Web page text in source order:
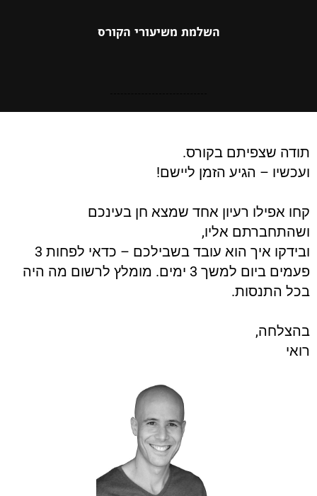
השלמת משיעורי הקורס
תודה שצפיתם בקורס.
ועכשיו – הגיע הזמן ליישם!
קחו אפילו רעיון אחד שמצא חן בעינכם
ושהתחברתם אליו,
ובידקו איך הוא עובד בשבילכם – כדאי לפחות 3
פעמים ביום למשך 3 ימים. מומלץ לרשום מה היה
בכל התנסות.
בהצלחה,
רואי